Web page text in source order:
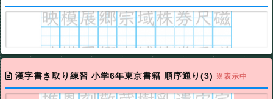
漢字書き取り練習 小学6年東京書籍 順序通り(3) ※表示中